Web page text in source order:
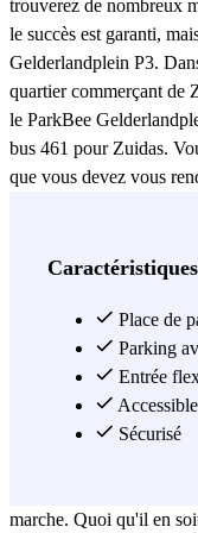
trouverez de nombreux
le succès est garanti,
Gelderlandplein P3.
quartier commerçant de
le ParkBee
bus 461 pour Zuidas.
que vous devez vous
environnement vert, le
commercial et du
Cette bande verte dans
l'Amstelpark et
se promener ou laisser
enfoncer davantage
marche. Quoi qu'il en
Caractéristiques
Place de
Parking
Entrée
Sécurisé